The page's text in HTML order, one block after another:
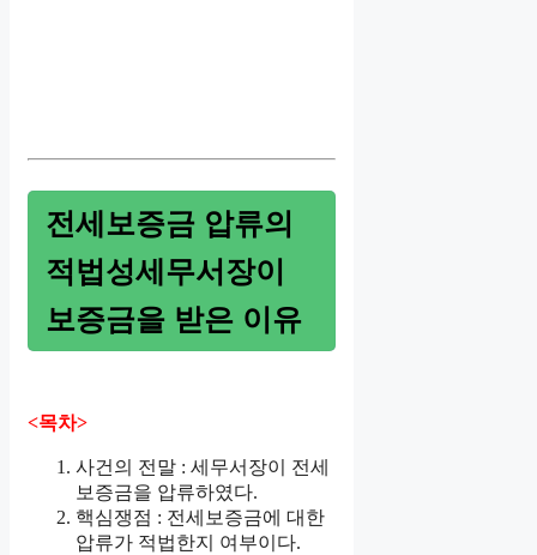
전세보증금 압류의
적법성세무서장이
보증금을 받은 이유
<목차>
사건의 전말 : 세무서장이 전세
보증금을 압류하였다.
핵심쟁점 : 전세보증금에 대한
압류가 적법한지 여부이다.